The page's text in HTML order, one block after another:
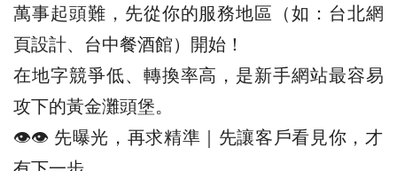
萬事起頭難，先從你的服務地區（如：台北網
頁設計、台中餐酒館）開始！
在地字競爭低、轉換率高，是新手網站最容易
攻下的黃金灘頭堡。
👁️‍👁️‍ 先曝光，再求精準｜先讓客戶看見你，才